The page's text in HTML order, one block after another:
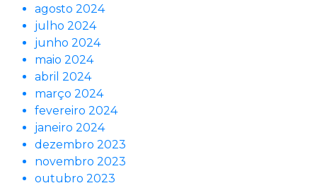
agosto 2024
julho 2024
junho 2024
maio 2024
abril 2024
março 2024
fevereiro 2024
janeiro 2024
dezembro 2023
novembro 2023
outubro 2023